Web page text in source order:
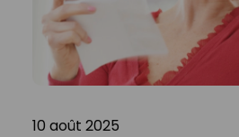
10 août 2025